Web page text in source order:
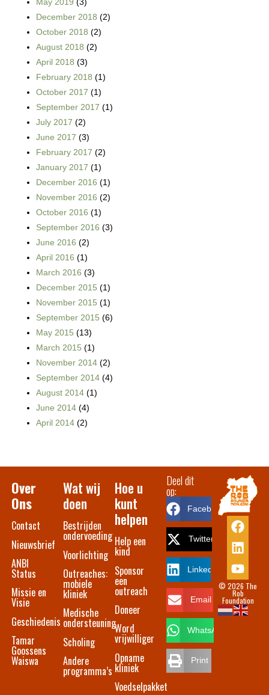
December 2018 (2)
October 2018 (2)
August 2018 (2)
April 2018 (3)
February 2018 (1)
October 2017 (1)
September 2017 (1)
July 2017 (2)
June 2017 (3)
February 2017 (2)
January 2017 (1)
December 2016 (1)
November 2016 (2)
October 2016 (1)
September 2016 (3)
June 2016 (2)
April 2016 (1)
March 2016 (3)
December 2015 (1)
November 2015 (1)
September 2015 (6)
May 2015 (13)
March 2015 (1)
November 2014 (2)
September 2014 (4)
August 2014 (1)
June 2014 (4)
April 2014 (2)
© 2026 The
Rob
Foundation
Over
Ons
Contact​
Nieuwsbrief
ANBI
Status
Missie en
Visie
Geschiedenis
Tamar
Goossens
Waiswa
Wat wij
doen
Bestrijden
ondervoeding
Voorlichting
Outreaches:
mobiele
kliniek
Medische
ondersteuning
Scholing
Andere
programma’s
Hoe u
kunt
helpen
Help een
kind
Sponsor
een
outreach
Doneer
Word
vrijwilliger
Opname
kliniek
Voedselpakket
Deel dit
op:
Facebook
Twitter
LinkedIn
Email
WhatsApp
Print